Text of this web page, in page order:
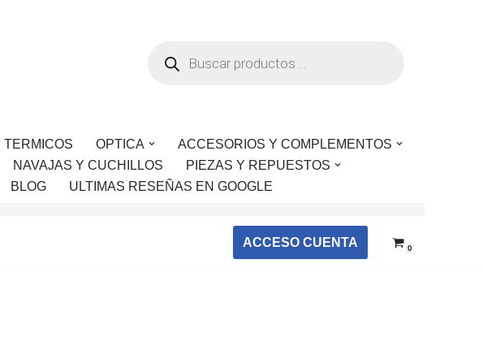
TERMICOS OPTICA
ACCESORIOS Y COMPLEMENTOS
NAVAJAS Y CUCHILLOS
PIEZAS Y REPUESTOS
BLOG ULTIMAS RESEÑAS EN GOOGLE
ACCESO CUENTA 0